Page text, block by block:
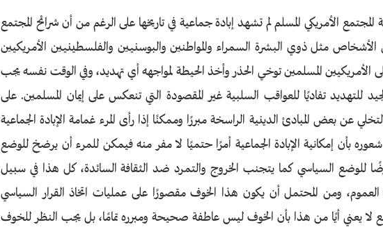
الأمريكي المسلم لم تشهد إبادة جماعية في تاريخها على الرغم من أن شرائح المجتمع
مثل ذوي البشرة السمراء والمواطنين والبوسنيين والفلسطينيين الأمريكيين
الأمريكيين المسلمين توخي الحذر وأخذ الحيطة لمواجهه أي تهديد، وفي الوقت نفسه يجب
للتهديد تفاديًا للعواقب السلبية غير المقصودة التي تنعكس على إيمان المسلمين. على
عن بعض المبادئ الدينية الراسخة مبررًا وممكنًا إذا رأى المرء غمامة الإبادة الجماعية
بأن إمكانية الإبادة الجماعية أمرًا حتميًا لا مفر منه فيمكن للمرء أن يرضخ للوضع
للوضع السياسي كما يتجنب الخروج والتمرد ضد الثقافة السائدة، كل هذا في سبيل
ومن المحتمل أن يكون هذا الخوف مقصورًا على عمليات اتخاذ القرار السياسي
لا يعني أيًا من هذا بأن الخوف ليس عاطفة صحيحة ومبرره تمامًا، بل يجب النظر للخوف